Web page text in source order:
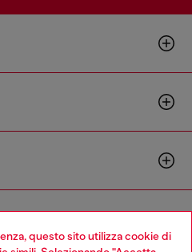
questo sito utilizza cookie di